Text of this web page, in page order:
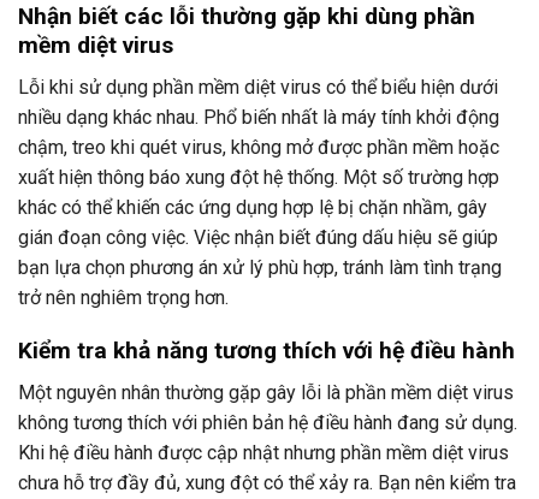
Nhận biết các lỗi thường gặp khi dùng phần
mềm diệt virus
Lỗi khi sử dụng phần mềm diệt virus có thể biểu hiện dưới
nhiều dạng khác nhau. Phổ biến nhất là máy tính khởi động
chậm, treo khi quét virus, không mở được phần mềm hoặc
xuất hiện thông báo xung đột hệ thống. Một số trường hợp
khác có thể khiến các ứng dụng hợp lệ bị chặn nhầm, gây
gián đoạn công việc. Việc nhận biết đúng dấu hiệu sẽ giúp
bạn lựa chọn phương án xử lý phù hợp, tránh làm tình trạng
trở nên nghiêm trọng hơn.
Kiểm tra khả năng tương thích với hệ điều hành
Một nguyên nhân thường gặp gây lỗi là phần mềm diệt virus
không tương thích với phiên bản hệ điều hành đang sử dụng.
Khi hệ điều hành được cập nhật nhưng phần mềm diệt virus
chưa hỗ trợ đầy đủ, xung đột có thể xảy ra. Bạn nên kiểm tra